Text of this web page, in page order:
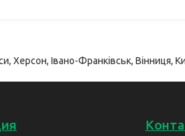
Івано-Франківськ, Вінниця,